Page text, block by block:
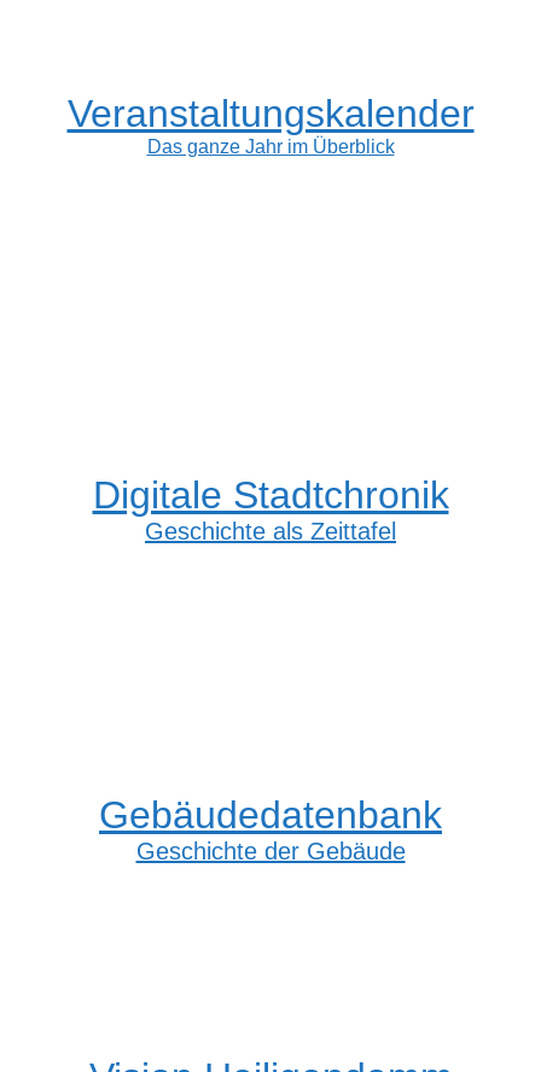
Veranstaltungskalender
Das ganze Jahr im Überblick
Digitale Stadtchronik
Geschichte als Zeittafel
Gebäudedatenbank
Geschichte der Gebäude